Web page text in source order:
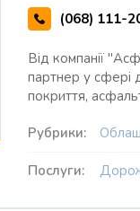
(068) 111-
Від компанії
партнер у сфері
покриття,
Рубрики:
Послуги: